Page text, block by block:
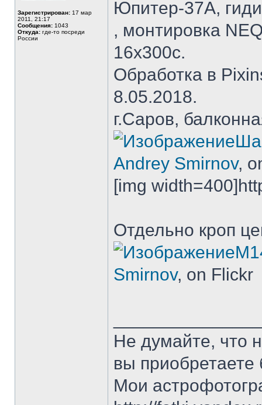
Зарегистрирован: 17 мар
2011, 21:17
Сообщения: 1043
Откуда: где-то посреди
России
Юпитер-37А,
, монтировка
16х300с.
Обработка в
8.05.2018.
г.Саров,
Andrey Smirnov,
[img
Отдельно кроп
Smirnov, on Flickr
Не думайте, что
вы
Мои